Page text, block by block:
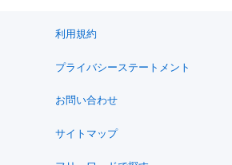
利用規約
プライバシーステートメント
お問い合わせ
サイトマップ